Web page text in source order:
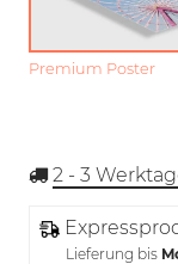
Premium Poster
2 - 3
Lieferung bis